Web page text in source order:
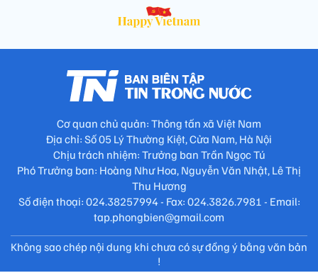
Cơ quan chủ quản: Thông tấn xã Việt Nam
Địa chỉ: Số 05 Lý Thường Kiệt, Cửa Nam, Hà Nội
Chịu trách nhiệm: Trưởng ban Trần Ngọc Tú
Phó Trưởng ban: Hoàng Như Hoa, Nguyễn Văn Nhật, Lê Thị
Thu Hương
Số điện thoại: 024.38257994 - Fax: 024.3826.7981 - Email:
tap.phongbien@gmail.com
Không sao chép nội dung khi chưa có sự đồng ý bằng văn bản
!